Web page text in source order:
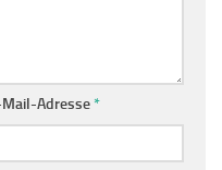
Mail-Adresse*